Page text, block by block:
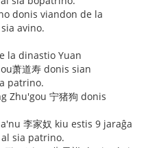
donis viandon de la
avino.
la dinastio Yuan
萧道寿 donis sian
patrino.
Zhu'gou 宁猪狗 donis
李家奴 kiu estis 9 jaraĝa
sia patrino.